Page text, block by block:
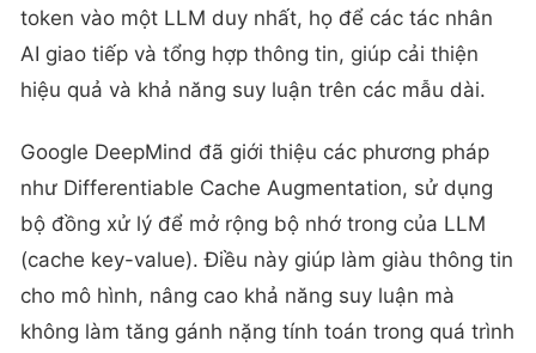
token vào một LLM duy nhất, họ để các tác nhân
AI giao tiếp và tổng hợp thông tin, giúp cải thiện
hiệu quả và khả năng suy luận trên các mẫu dài.
Google DeepMind đã giới thiệu các phương pháp
như Differentiable Cache Augmentation, sử dụng
bộ đồng xử lý để mở rộng bộ nhớ trong của LLM
(cache key-value). Điều này giúp làm giàu thông tin
cho mô hình, nâng cao khả năng suy luận mà
không làm tăng gánh nặng tính toán trong quá trình